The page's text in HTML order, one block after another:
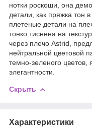
нотки роскоши, она
детали, как пряжка тон
плетеные детали на
тонко тиснена на
через плечо Astrid,
нейтральной цветовой
темно-зеленого
элегантности.
Скрыть
Характеристики